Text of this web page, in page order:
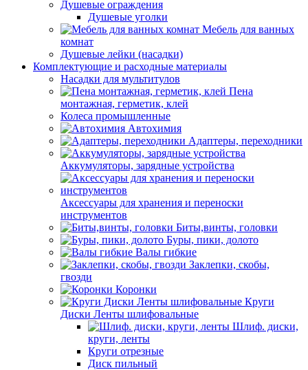
Душевые ограждения
Душевые уголки
Мебель для ванных
комнат
Душевые лейки (насадки)
Комплектующие и расходные материалы
Насадки для мультитулов
Пена
монтажная, герметик, клей
Колеса промышленные
Автохимия
Адаптеры, переходники
Аккумуляторы, зарядные устройства
Аксессуары для хранения и переноски
инструментов
Биты,винты, головки
Буры, пики, долото
Валы гибкие
Заклепки, скобы,
гвозди
Коронки
Круги
Диски Ленты шлифовальные
Шлиф. диски,
круги, ленты
Круги отрезные
Диск пильный